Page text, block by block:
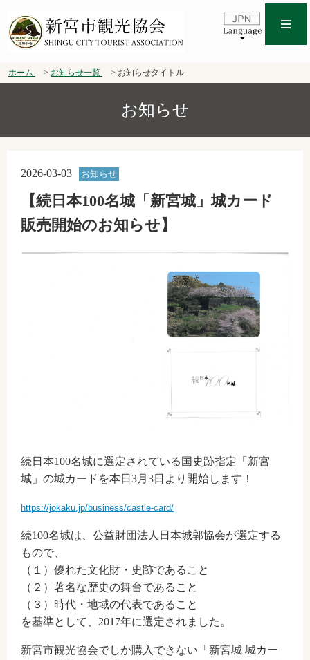
ホーム お知らせ一覧 お知らせタイトル
お知らせ
2026-03-03 お知らせ
【続日本100名城「新宮城」城カード
販売開始のお知らせ】
続日本100名城に選定されている国史跡指定「新宮
城」の城カードを本日3月3日より開始します！
https://jokaku.jp/business/castle-card/
続100名城は、公益財団法人日本城郭協会が選定する
もので、
（１）優れた文化財・史跡であること
（２）著名な歴史の舞台であること
（３）時代・地域の代表であること
を基準として、2017年に選定されました。
新宮市観光協会でしか購入できない「新宮城 城カー